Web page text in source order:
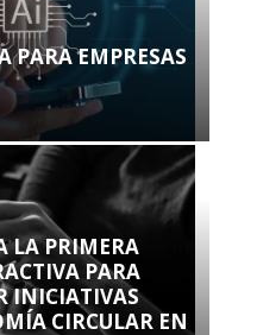
PARA EMPRESAS
LA PRIMERA
PARA
INICIATIVAS
CIRCULAR EN